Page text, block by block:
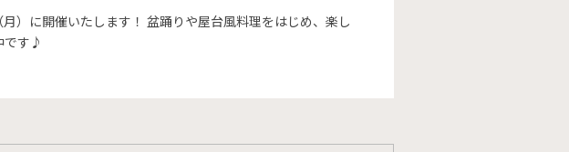
）に開催いたします！ 盆踊りや屋台風料理をはじめ、楽し
です♪